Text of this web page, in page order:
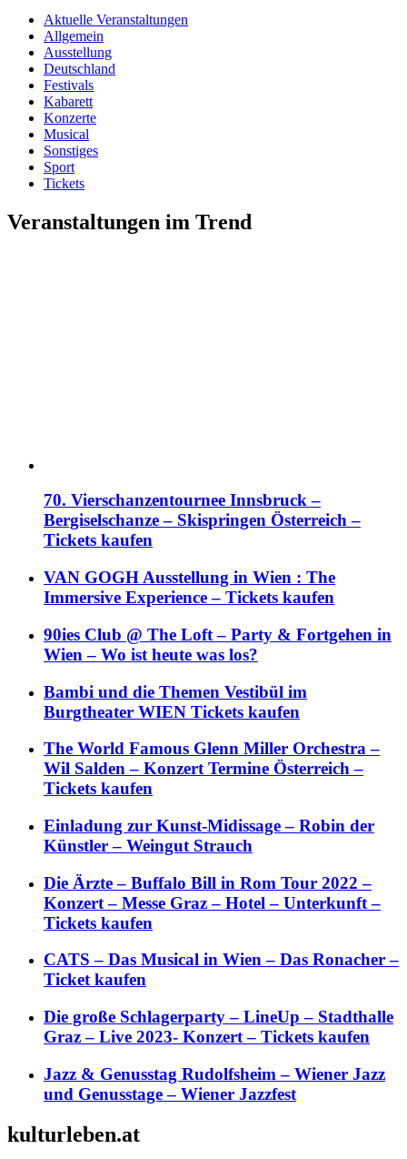
Aktuelle Veranstaltungen
Allgemein
Ausstellung
Deutschland
Festivals
Kabarett
Konzerte
Musical
Sonstiges
Sport
Tickets
Veranstaltungen im Trend
70. Vierschanzentournee Innsbruck –
Bergiselschanze – Skispringen Österreich –
Tickets kaufen
VAN GOGH Ausstellung in Wien : The
Immersive Experience – Tickets kaufen
90ies Club @ The Loft – Party & Fortgehen in
Wien – Wo ist heute was los?
Bambi und die Themen Vestibül im
Burgtheater WIEN Tickets kaufen
The World Famous Glenn Miller Orchestra –
Wil Salden – Konzert Termine Österreich –
Tickets kaufen
Einladung zur Kunst-Midissage – Robin der
Künstler – Weingut Strauch
Die Ärzte – Buffalo Bill in Rom Tour 2022 –
Konzert – Messe Graz – Hotel – Unterkunft –
Tickets kaufen
CATS – Das Musical in Wien – Das Ronacher –
Ticket kaufen
Die große Schlagerparty – LineUp – Stadthalle
Graz – Live 2023- Konzert – Tickets kaufen
Jazz & Genusstag Rudolfsheim – Wiener Jazz
und Genusstage – Wiener Jazzfest
kulturleben.at